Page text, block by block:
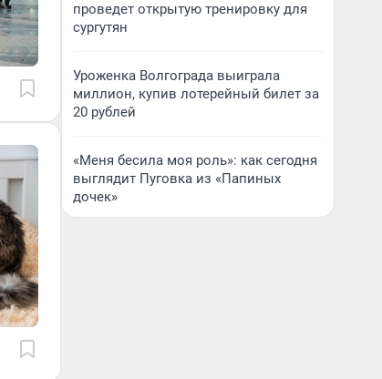
проведет открытую тренировку для
сургутян
Уроженка Волгограда выиграла
миллион, купив лотерейный билет за
20 рублей
«Меня бесила моя роль»: как сегодня
выглядит Пуговка из «Папиных
дочек»